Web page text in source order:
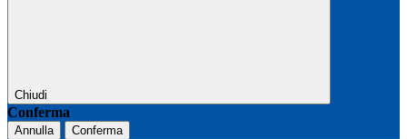
Chiudi
Conferma
Annulla Conferma